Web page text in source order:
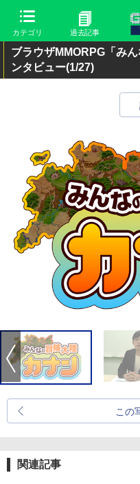
カテゴリ 過去記事
ブラウザMMORPG「み
ンタビュー(1/27)
この
関連記事